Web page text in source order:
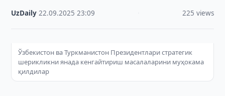
UzDaily ·22.09.2025 ·23:09 225 views
Ўзбекистон ва Туркманистон Президентлари стратегик
шерикликни янада кенгайтириш масалаларини муҳокама
қилдилар